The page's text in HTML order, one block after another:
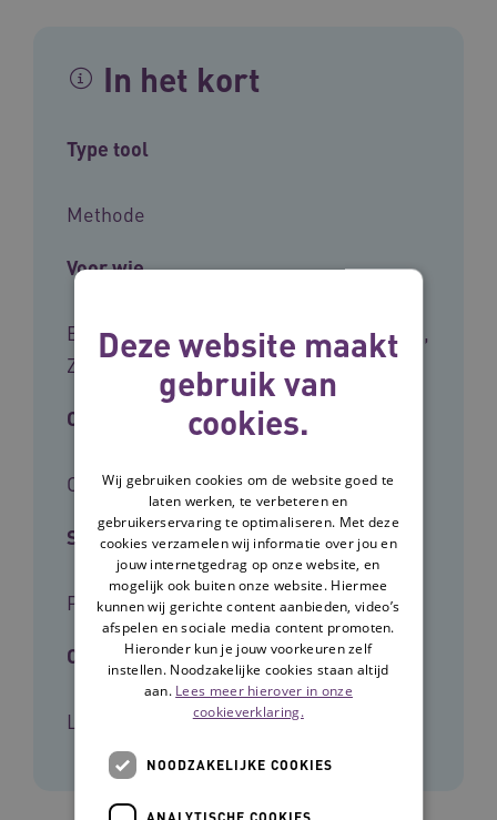
In het kort
Type tool
Methode
Voor wie
Beleidsmedewerkers, Leidinggevenden,
Zorgmanagers
Cliëntgroep
Ouderen
Soort kennis
Praktijk
Ontwikkelaar
Lelie zorggroep
Deze website maakt
gebruik van
cookies.
Wij gebruiken cookies om de website goed te
laten werken, te verbeteren en
gebruikerservaring te optimaliseren. Met deze
cookies verzamelen wij informatie over jou en
jouw internetgedrag op onze website, en
mogelijk ook buiten onze website. Hiermee
kunnen wij gerichte content aanbieden, video’s
afspelen en sociale media content promoten.
Hieronder kun je jouw voorkeuren zelf
instellen. Noodzakelijke cookies staan altijd
aan. Lees meer hierover in onze
cookieverklaring.
NOODZAKELIJKE COOKIES
ANALYTISCHE COOKIES